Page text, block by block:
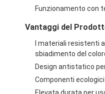
Macchina per artigli di
macchina dello
macchine da gioco per
Macchina per il basket
Funzionamento con
Vantaggi del
I materiali resistenti
sbiadimento del
Design antistatico
Componenti ecologici